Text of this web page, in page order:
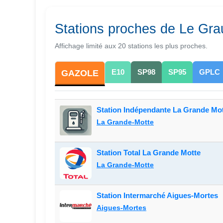
Stations proches de Le
Affichage limité aux 20 stations les plus proches.
GAZOLE E10 SP98 SP95 GPLC
Station Indépendante La Grande
La Grande-Motte
Station Total La Grande Motte
La Grande-Motte
Station Intermarché Aigues-Mortes
Aigues-Mortes